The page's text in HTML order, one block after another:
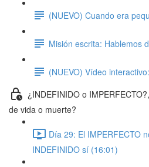
(NUEVO) Cuando era
Misión escrita: Hablemos
(NUEVO) Vídeo
¿INDEFINIDO o
de vida o muerte?
Día 29: El IMPERFECTO
INDEFINIDO sí (16:01)